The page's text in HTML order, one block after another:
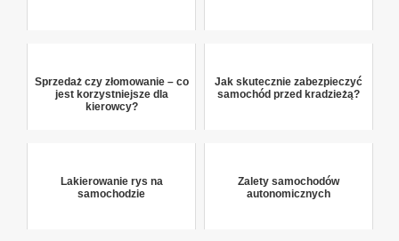
Sprzedaż czy złomowanie – co
jest korzystniejsze dla
kierowcy?
Jak skutecznie zabezpieczyć
samochód przed kradzieżą?
Lakierowanie rys na
samochodzie
Zalety samochodów
autonomicznych